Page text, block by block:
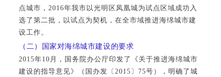
点城市，2016年我市以光明区凤凰城为试点区域成功入
选了第二批，以试点为契机，在全市域推进海绵城市建
设工作。
（二）国家对海绵城市建设的要求
2015年10月，国务院办公厅印发了《关于推进海绵城市
建设的指导意见》（国办发〔2015〕75号），明确了城